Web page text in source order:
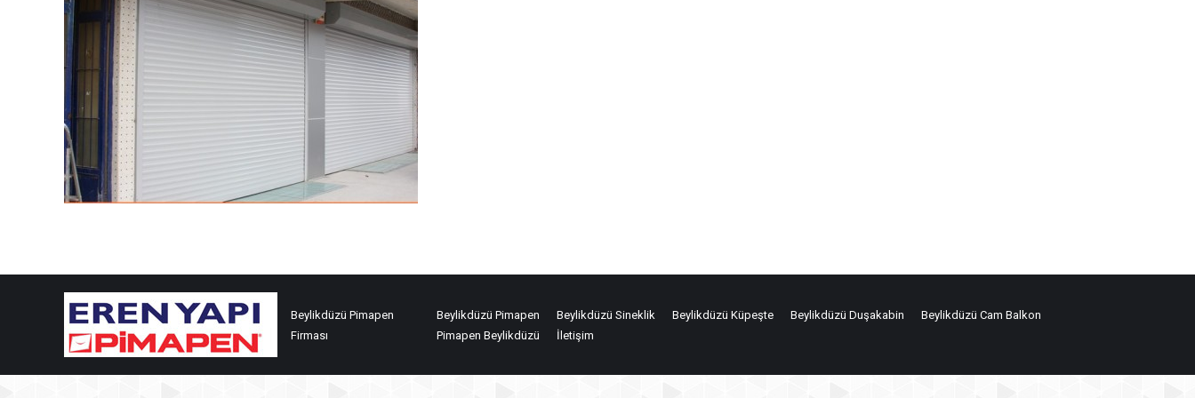
Beylikdüzü Pimapen
Firması
Beylikdüzü Pimapen Beylikdüzü Sineklik Beylikdüzü Küpeşte Beylikdüzü Duşakabin
Beylikdüzü Cam Balkon
Pimapen Beylikdüzü
İletişim